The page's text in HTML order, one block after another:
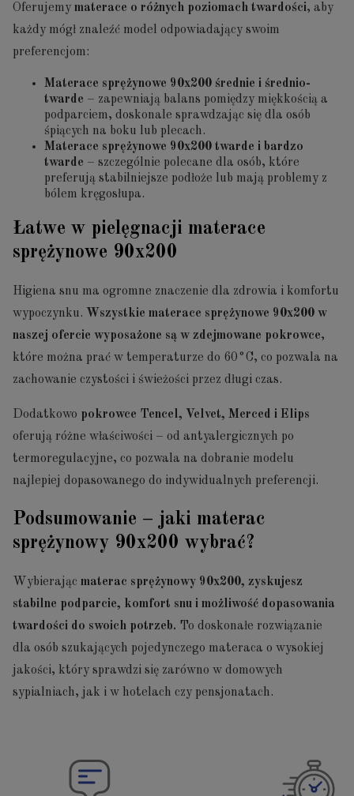
Oferujemy materace o różnych poziomach twardości, aby
każdy mógł znaleźć model odpowiadający swoim
preferencjom:
Materace sprężynowe 90x200 średnie i średnio-
twarde – zapewniają balans pomiędzy miękkością a
podparciem, doskonale sprawdzając się dla osób
śpiących na boku lub plecach.
Materace sprężynowe 90x200 twarde i bardzo
twarde – szczególnie polecane dla osób, które
preferują stabilniejsze podłoże lub mają problemy z
bólem kręgosłupa.
Łatwe w pielęgnacji materace
sprężynowe 90x200
Higiena snu ma ogromne znaczenie dla zdrowia i komfortu
wypoczynku. Wszystkie materace sprężynowe 90x200 w
naszej ofercie wyposażone są w zdejmowane pokrowce,
które można prać w temperaturze do 60°C, co pozwala na
zachowanie czystości i świeżości przez długi czas.
Dodatkowo pokrowce Tencel, Velvet, Merced i Elips
oferują różne właściwości – od antyalergicznych po
termoregulacyjne, co pozwala na dobranie modelu
najlepiej dopasowanego do indywidualnych preferencji.
Podsumowanie – jaki materac
sprężynowy 90x200 wybrać?
Wybierając materac sprężynowy 90x200, zyskujesz
stabilne podparcie, komfort snu i możliwość dopasowania
twardości do swoich potrzeb. To doskonałe rozwiązanie
dla osób szukających pojedynczego materaca o wysokiej
jakości, który sprawdzi się zarówno w domowych
sypialniach, jak i w hotelach czy pensjonatach.